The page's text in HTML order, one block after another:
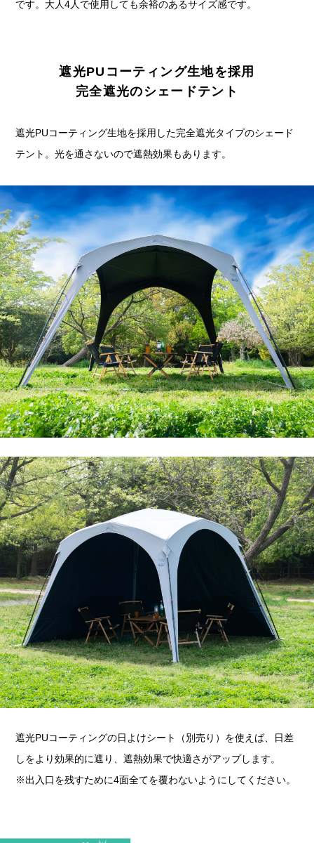
です。大人4人で使用しても余裕のあるサイズ感です。
遮光PUコーティング生地を採用
完全遮光のシェードテント
遮光PUコーティング生地を採用した完全遮光タイプのシェード
テント。光を通さないので遮熱効果もあります。
遮光PUコーティングの日よけシート（別売り）を使えば、日差
しをより効果的に遮り、遮熱効果で快適さがアップします。
※出入口を残すために4面全てを覆わないようにしてください。